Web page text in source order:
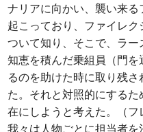
ナリアに向かい、襲い来
起こっており、ファイレ
ついて知り、そこで、ラ
知恵を積んだ乗組員（門
るのを助けた時に取り残
た。それと対照的にする
在にしようと考えた。（フ
我々は人物ごとに担当者